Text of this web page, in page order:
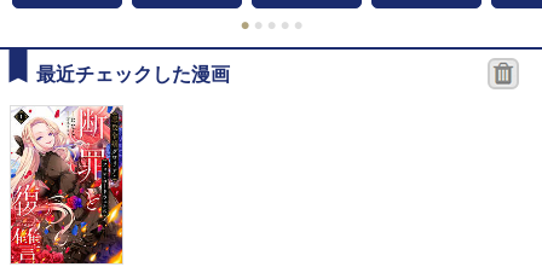
● ● ● ● ●
最近チェックした漫画